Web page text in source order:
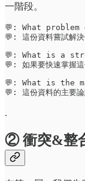
一階段。
💬: What
💬: 這份資料嘗試解決
💬: What is a
💬: 如果要快速掌握這
💬: What is the
💬: 這份資料的主要論
.
② 衝突&整